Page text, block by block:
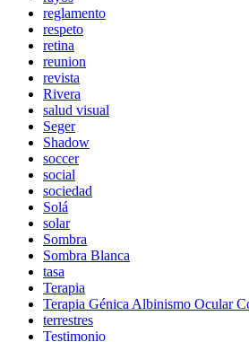
reglamento
respeto
retina
reunion
revista
Rivera
salud visual
Seger
Shadow
soccer
social
sociedad
Solá
solar
Sombra
Sombra Blanca
tasa
Terapia
Terapia Génica Albinismo Ocular
terrestres
Testimonio